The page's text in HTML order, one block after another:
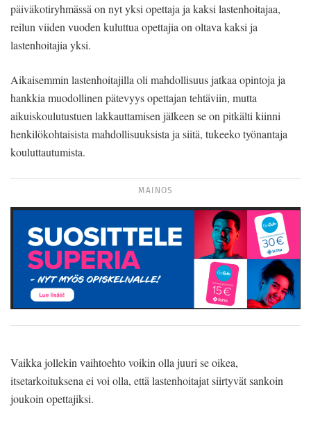
päiväkotiryhmässä on nyt yksi opettaja ja kaksi lastenhoitajaa,
reilun viiden vuoden kuluttua opettajia on oltava kaksi ja
lastenhoitajia yksi.
Aikaisemmin lastenhoitajilla oli mahdollisuus jatkaa opintoja ja
hankkia muodollinen pätevyys opettajan tehtäviin, mutta
aikuiskoulutustuen lakkauttamisen jälkeen se on pitkälti kiinni
henkilökohtaisista mahdollisuuksista ja siitä, tukeeko työnantaja
kouluttautumista.
MAINOS
Vaikka jollekin vaihtoehto voikin olla juuri se oikea,
itsetarkoituksena ei voi olla, että lastenhoitajat siirtyvät sankoin
joukoin opettajiksi.